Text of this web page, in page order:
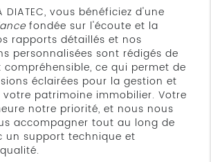
DIATEC, vous bénéficiez d'une
fondée sur l'écoute et la
rapports détaillés et nos
personnalisées sont rédigés de
ce qui permet de
éclairées pour la gestion et
patrimoine immobilier. Votre
notre priorité, et nous nous
accompagner tout au long de
un support technique et